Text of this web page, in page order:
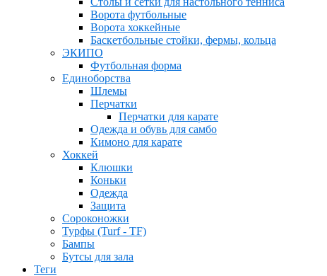
Ворота футбольные
Ворота хоккейные
Баскетбольные стойки, фермы, кольца
ЭКИПО
Футбольная форма
Единоборства
Шлемы
Перчатки
Перчатки для карате
Одежда и обувь для самбо
Кимоно для карате
Хоккей
Клюшки
Коньки
Одежда
Защита
Сороконожки
Турфы (Turf - TF)
Бампы
Бутсы для зала
Теги